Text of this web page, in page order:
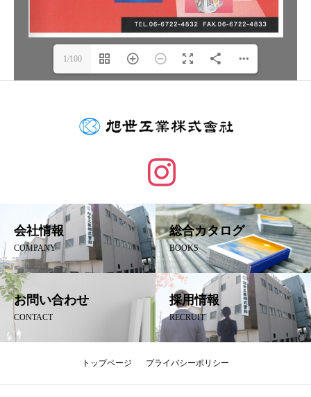
1/100
会社情報
COMPANY
総合カタログ
BOOKS
お問い合わせ
CONTACT
採用情報
RECRUIT
トップページ プライバシーポリシー